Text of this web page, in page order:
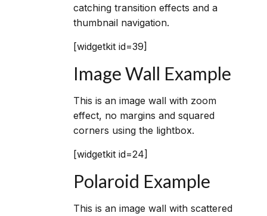
catching transition effects and a
thumbnail navigation.
[widgetkit id=39]
Image Wall Example
This is an image wall with zoom
effect, no margins and squared
corners using the lightbox.
[widgetkit id=24]
Polaroid Example
This is an image wall with scattered